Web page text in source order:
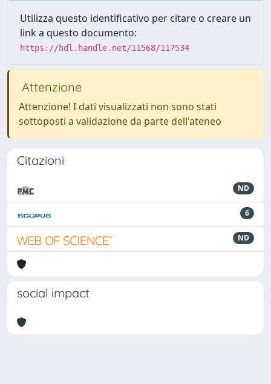
Utilizza questo identificativo per citare o creare un
link a questo documento:
https://hdl.handle.net/11568/117534
Attenzione
Attenzione! I dati visualizzati non sono stati
sottoposti a validazione da parte dell'ateneo
Citazioni
ND
6
ND
social impact